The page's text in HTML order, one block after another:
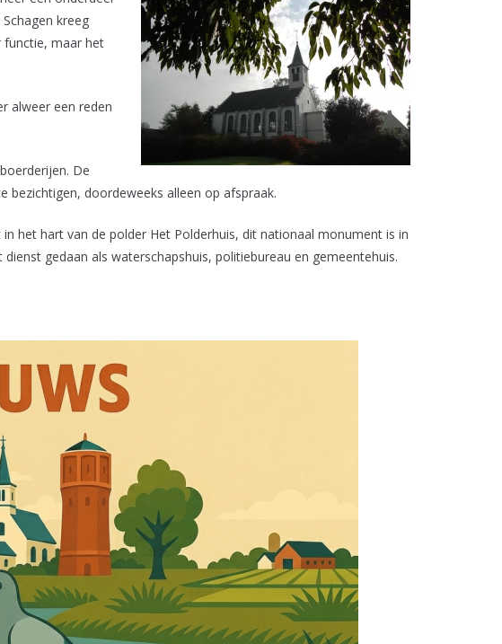
kreeg
functie, maar het
alweer een reden
De
doordeweeks alleen op afspraak.
in het hart van de polder Het Polderhuis, dit nationaal monument is in
gedaan als waterschapshuis, politiebureau en gemeentehuis.